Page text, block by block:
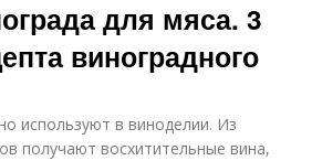
для мяса. 3
виноградного
используют в виноделии. Из
получают восхитительные вина,